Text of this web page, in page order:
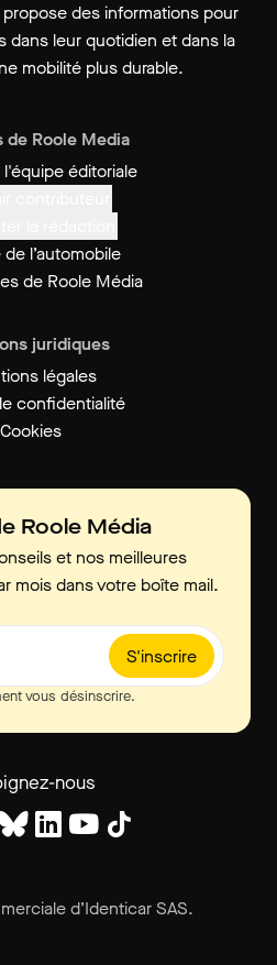
des informations pour
dans leur quotidien et dans la
mobilité plus durable.
de Roole Media
éditoriale
l’automobile
de Roole Média
juridiques
légales
confidentialité
Cookies
Roole Média
et nos meilleures
mois dans votre boîte mail.
S'inscrire
vous désinscrire.
nous
d’Identicar SAS.